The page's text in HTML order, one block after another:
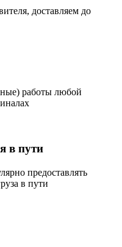
доставляем до
работы любой
в пути
предоставлять
в пути